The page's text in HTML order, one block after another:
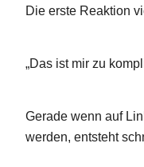
Die erste Reaktion
„Das ist mir zu
Gerade wenn auf
werden, entsteht